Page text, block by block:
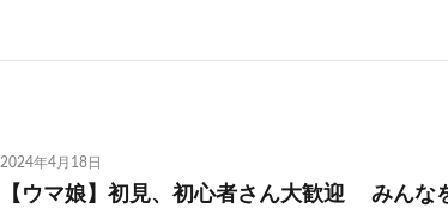
2024年4月18日
【ウマ娘】初見、初心者さん大歓迎 みんな